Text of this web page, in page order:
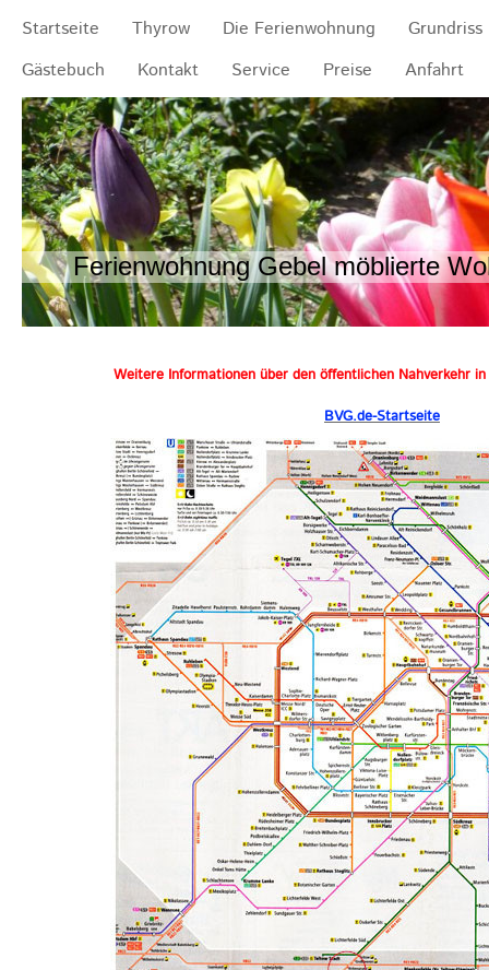
Startseite Thyrow Die Ferienwohnung
Grundriss
Gästebuch
Kontakt Service Preise Anfahrt
Ferienwohnung Gebel möblierte
Weitere Informationen über den öffentlichen Nahverkehr
BVG.de-Startseite